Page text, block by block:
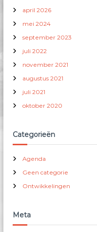
april 2026
mei 2024
september 2023
juli 2022
november 2021
augustus 2021
juli 2021
oktober 2020
Categorieën
Agenda
Geen categorie
Ontwikkelingen
Meta